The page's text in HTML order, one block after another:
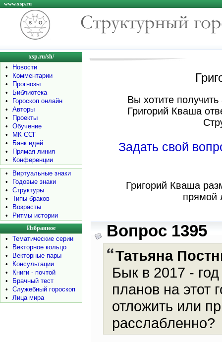
www.xsp.ru
xsp.ru/sh/
•
Новости
•
Комментарии
•
Прогнозы
•
Библиотека
•
Гороскоп онлайн
•
Авторы
•
Проекты
•
Обучение
•
МК ССГ
•
Банк идей
•
Прямая линия
•
Конференции
•
Виртуальные знаки
•
Годовые знаки
•
Структуры
•
Типы браков
•
Возрасты
•
Ритмы истории
Избранное
•
Тематические серии
•
Векторное кольцо
•
Векторные пары
•
Консультации
•
Книги - почтой
•
Брачный тест
•
Служебный гороскоп
•
Лица мира
Вы хотите
Григорий Кваша
Задать свой
Григорий Кваша
прямой
Вопрос 1395
Татьяна
Бык в 2017 -
планов на этот
отложить или
расслабленно?